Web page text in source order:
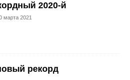
2020-й
марта 2021
рекорд